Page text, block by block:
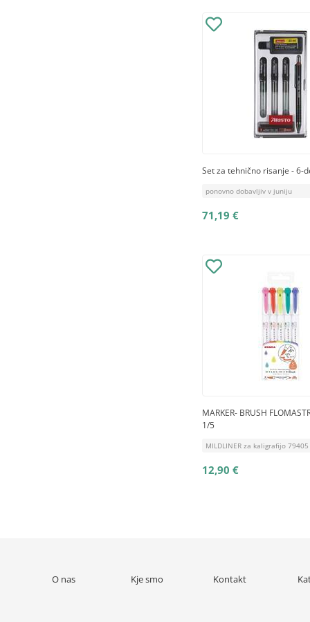
Set za tehnično risanje - 6-
ponovno dobavljiv v juniju
71,19 €
MARKER- BRUSH
1/5
MILDLINER za kaligrafijo 79405
12,90 €
O nas Kje smo Kontakt